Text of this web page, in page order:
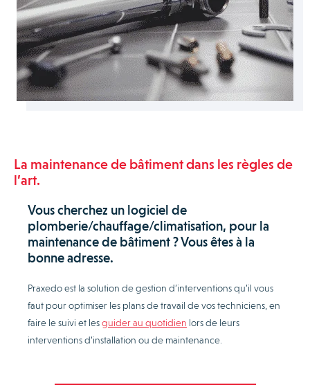
La maintenance de bâtiment dans les règles de
l’art.
Vous cherchez un logiciel de
plomberie/chauffage/climatisation, pour la
maintenance de bâtiment ? Vous êtes à la
bonne adresse.
Praxedo est la solution de gestion d’interventions qu’il vous
faut pour optimiser les plans de travail de vos techniciens, en
faire le suivi et lesguider au quotidien lors de leurs
interventions d’installation ou de maintenance.